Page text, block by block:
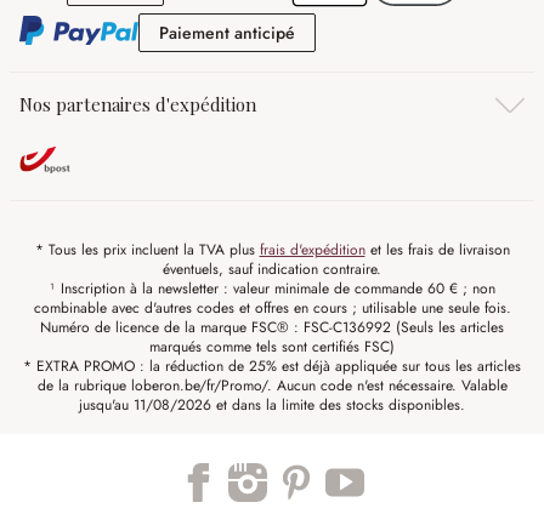
Paiement anticipé
Nos partenaires d'expédition
* Tous les prix incluent la TVA plus frais d'expéditionet les frais de livraison
éventuels, sauf indication contraire.
¹ Inscription à la newsletter : valeur minimale de commande 60 € ; non
combinable avec d'autres codes et offres en cours ; utilisable une seule fois.
Numéro de licence de la marque FSC® : FSC-C136992 (Seuls les articles
marqués comme tels sont certifiés FSC)
* EXTRA PROMO : la réduction de 25% est déjà appliquée sur tous les articles
de la rubrique loberon.be/fr/Promo/. Aucun code n'est nécessaire. Valable
jusqu'au 11/08/2026 et dans la limite des stocks disponibles.